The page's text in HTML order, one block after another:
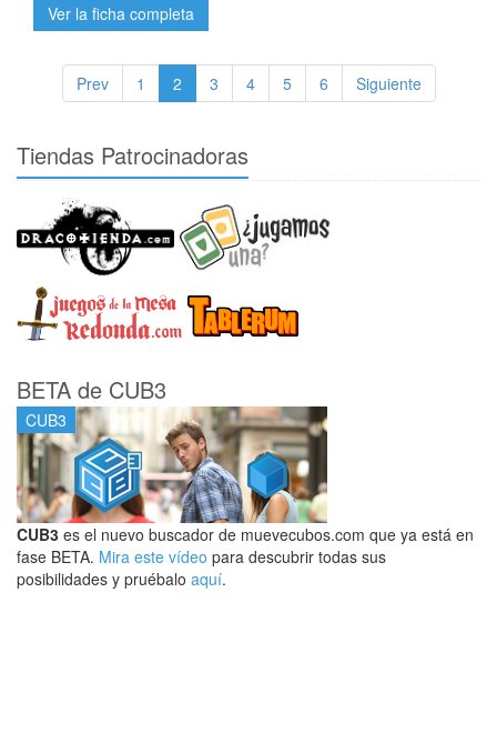
Ver la ficha completa
Prev 1 2 3 4 5 6 Siguiente
Tiendas Patrocinadoras
BETA de CUB3
CUB3
CUB3 es el nuevo buscador de muevecubos.com que ya está en
fase BETA. Mira este vídeo para descubrir todas sus
posibilidades y pruébalo aquí.